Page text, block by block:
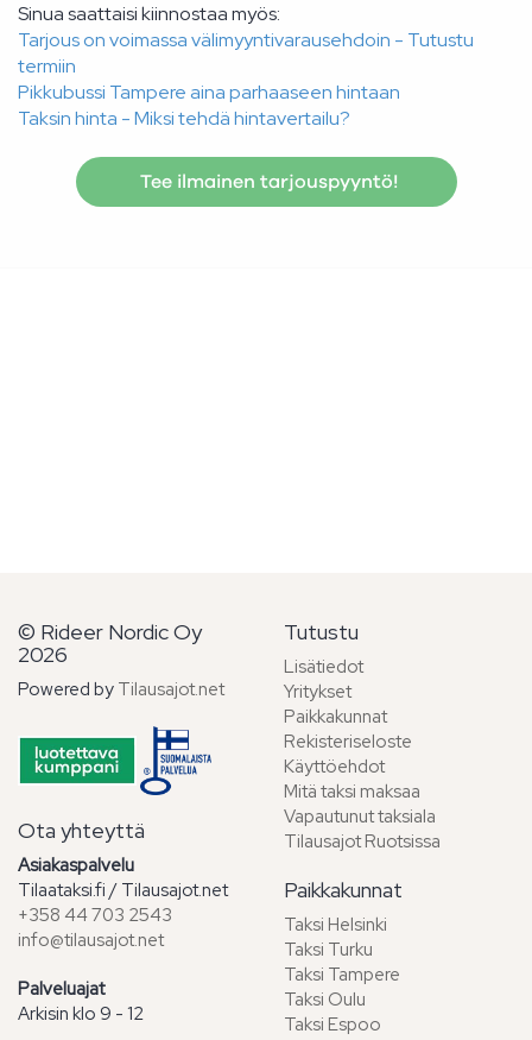
Sinua saattaisi kiinnostaa myös:
Tarjous on voimassa välimyyntivarausehdoin - Tutustu
termiin
Pikkubussi Tampere aina parhaaseen hintaan
Taksin hinta - Miksi tehdä hintavertailu?
Tee ilmainen tarjouspyyntö!
© Rideer Nordic Oy
2026
Powered by Tilausajot.net
Ota yhteyttä
Asiakaspalvelu
Tilaataksi.fi / Tilausajot.net
+358 44 703 2543
info@tilausajot.net
Palveluajat
Arkisin klo 9 - 12
Tutustu
Lisätiedot
Yritykset
Paikkakunnat
Rekisteriseloste
Käyttöehdot
Mitä taksi maksaa
Vapautunut taksiala
Tilausajot Ruotsissa
Paikkakunnat
Taksi Helsinki
Taksi Turku
Taksi Tampere
Taksi Oulu
Taksi Espoo